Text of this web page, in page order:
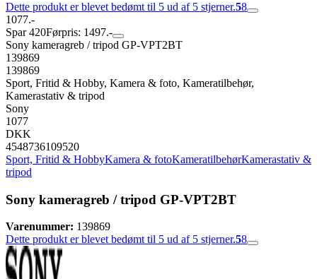
Dette produkt er blevet bedømt til 5 ud af 5 stjerner.58
1077.-
Spar 420Førpris: 1497.-
Sony kameragreb / tripod GP-VPT2BT
139869
139869
Sport, Fritid & Hobby, Kamera & foto, Kameratilbehør,
Kamerastativ & tripod
Sony
1077
DKK
4548736109520
Sport, Fritid & HobbyKamera & fotoKameratilbehørKamerastativ &
tripod
Sony kameragreb / tripod GP-VPT2BT
Varenummer: 139869
Dette produkt er blevet bedømt til 5 ud af 5 stjerner.58